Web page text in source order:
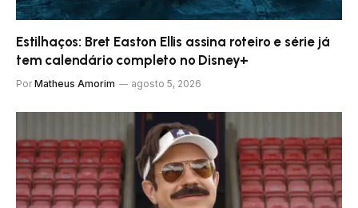
Estilhaços: Bret Easton Ellis assina roteiro e série já
tem calendário completo no Disney+
Por Matheus Amorim agosto 5, 2026